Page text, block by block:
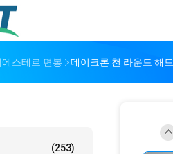
에스테르 면봉 데이크론 천 라운드 해
(253)